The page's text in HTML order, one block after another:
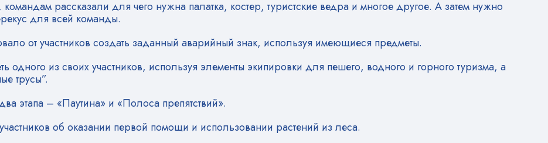
рассказали для чего нужна палатка, костер, туристские ведра и многое другое. А затем нужно
для всей команды.
от участников создать заданный аварийный знак, используя имеющиеся предметы.
из своих участников, используя элементы экипировки для пешего, водного и горного туризма, а
трусы”.
этапа – «Паутина» и «Полоса препятствий».
об оказании первой помощи и использовании растений из леса.